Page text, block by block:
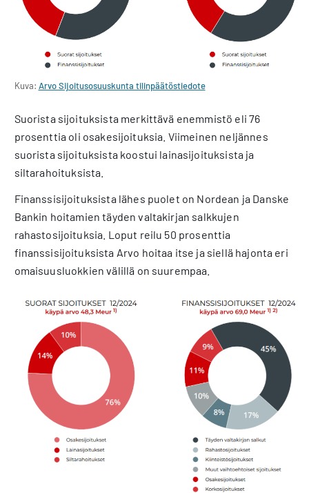
Kuva: Arvo Sijoitusosuuskunta tilinpäätöstiedote
Suorista sijoituksista merkittävä enemmistö eli 76
prosenttia oli osakesijoituksia. Viimeinen neljännes
suorista sijoituksista koostui lainasijoituksista ja
siltarahoituksista.
Finanssisijoituksista lähes puolet on Nordean ja Danske
Bankin hoitamien täyden valtakirjan salkkujen
rahastosijoituksia. Loput reilu 50 prosenttia
finanssisijoituksista Arvo hoitaa itse ja siellä hajonta eri
omaisuusluokkien välillä on suurempaa.